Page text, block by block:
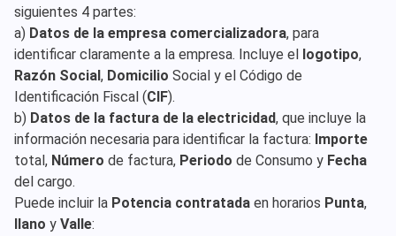
siguientes 4 partes:
a) Datos de la empresa comercializadora, para
identificar claramente a la empresa. Incluye el logotipo,
Razón Social, Domicilio Social y el Código de
Identificación Fiscal (CIF).
b) Datos de la factura de la electricidad, que incluye la
información necesaria para identificar la factura: Importe
total, Número de factura, Periodo de Consumo y Fecha
del cargo.
Puede incluir la Potencia contratada en horarios Punta,
llano y Valle: